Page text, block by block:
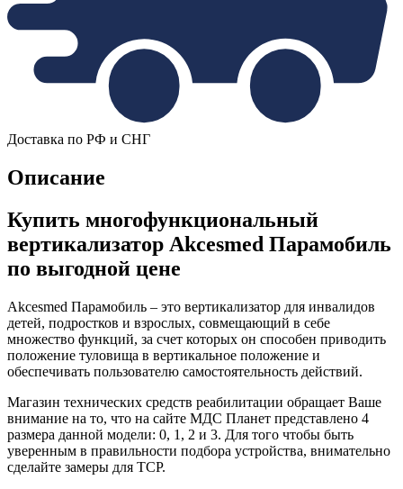
Доставка по РФ и СНГ
Описание
Купить многофункциональный
вертикализатор Akcesmed Парамобиль
по выгодной цене
Akcesmed Парамобиль – это вертикализатор для инвалидов
детей, подростков и взрослых, совмещающий в себе
множество функций, за счет которых он способен приводить
положение туловища в вертикальное положение и
обеспечивать пользователю самостоятельность действий.
Магазин технических средств реабилитации обращает Ваше
внимание на то, что на сайте МДС Планет представлено 4
размера данной модели: 0, 1, 2 и 3. Для того чтобы быть
уверенным в правильности подбора устройства, внимательно
сделайте замеры для ТСР.